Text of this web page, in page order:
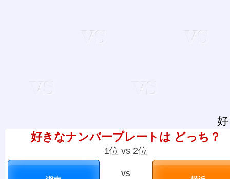
好きなナンバープレートは どっち？
1位 vs 2位
VS